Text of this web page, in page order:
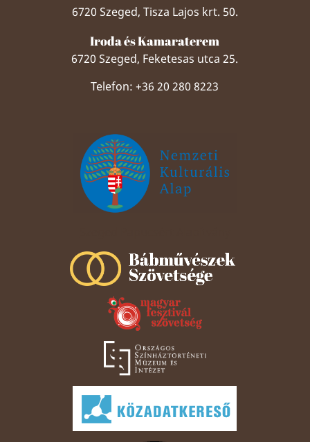
6720 Szeged, Tisza Lajos krt. 50.
Iroda és Kamaraterem
6720 Szeged, Feketesas utca 25.
Telefon: +36 20 280 8223